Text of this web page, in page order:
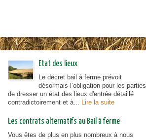
Etat des lieux
Le décret bail à ferme prévoit
désormais l’obligation pour les parties
de dresser un état des lieux d'entrée détaillé
contradictoirement et à... Lire la suite
Les contrats alternatifs au Bail à ferme
Vous êtes de plus en plus nombreux à nous